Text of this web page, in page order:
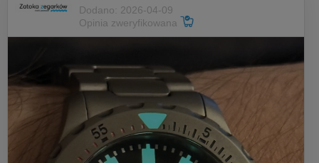
Dodano: 2026-04-09
Opinia zweryfikowana